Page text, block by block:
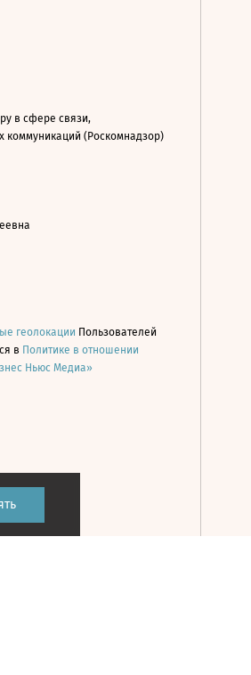
в сфере связи,
коммуникаций (Роскомнадзор)
геолокации Пользователей
в Политике в отношении
Ньюс Медиа»